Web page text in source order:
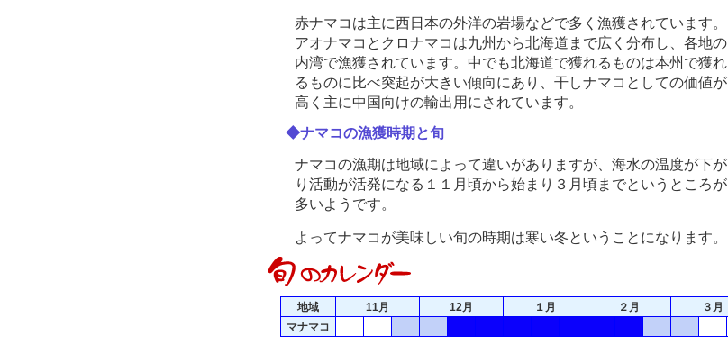
赤ナマコは主に西日本の外洋の岩場などで多く漁獲されています。
アオナマコとクロナマコは九州から北海道まで広く分布し、各地の
内湾で漁獲されています。中でも北海道で獲れるものは本州で獲れ
るものに比べ突起が大きい傾向にあり、干しナマコとしての価値が
高く主に中国向けの輸出用にされています。
◆ナマコの漁獲時期と旬
ナマコの漁期は地域によって違いがありますが、海水の温度が下が
り活動が活発になる１１月頃から始まり３月頃までというところが
多いようです。
よってナマコが美味しい旬の時期は寒い冬ということになります。
地域 11月 12月 １月 ２月
３月
マナマコ